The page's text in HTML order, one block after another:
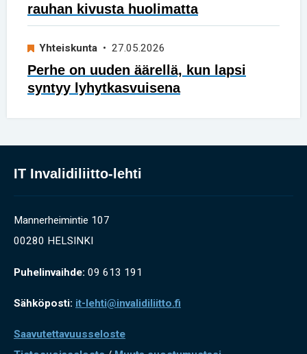
rauhan kivusta huolimatta
Yhteiskunta • 27.05.2026
Perhe on uuden äärellä, kun lapsi
syntyy lyhytkasvuisena
IT Invalidiliitto-lehti
Mannerheimintie 107
00280 HELSINKI
Puhelinvaihde: 09 613 191
Sähköposti: it-lehti@invalidiliitto.fi
Saavutettavuusseloste